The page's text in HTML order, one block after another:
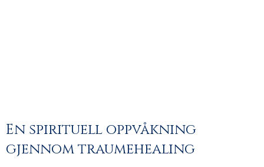
En spirituell oppvåkning
gjennom traumehealing